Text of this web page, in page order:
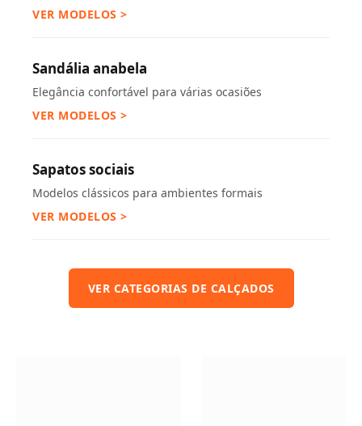
VER MODELOS >
Sandália anabela
Elegância confortável para várias ocasiões
VER MODELOS >
Sapatos sociais
Modelos clássicos para ambientes formais
VER MODELOS >
VER CATEGORIAS DE CALÇADOS